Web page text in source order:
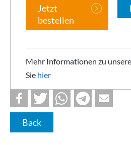
Jetzt
bestellen
Mehr Informationen zu
Sie hier
Back